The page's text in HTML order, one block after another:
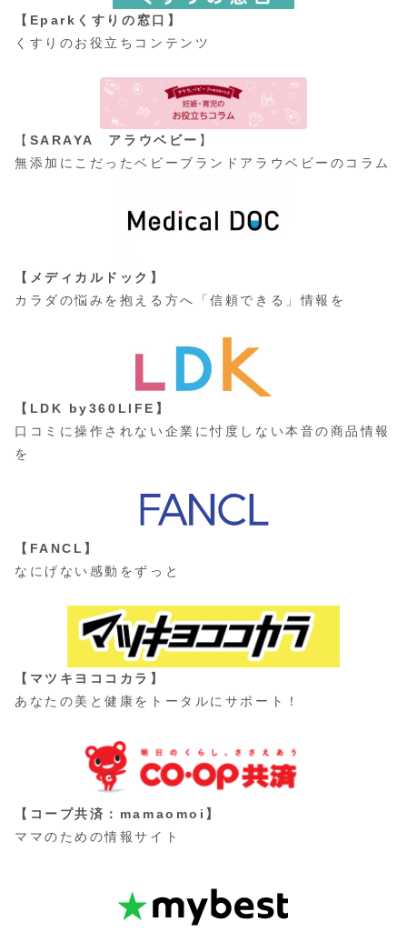
【Eparkくすりの窓口】
くすりのお役立ちコンテンツ
【 SARAYA アラウベビー 】
無添加にこだったベビーブランドアラウベビーのコラム
【メディカルドック】
カラダの悩みを抱える方へ「信頼できる」情報を
【LDK by360LIFE】
口コミに操作されない企業に忖度しない本音の商品情報
を
【FANCL】
なにげない感動をずっと
【マツキヨココカラ】
あなたの美と健康をトータルにサポート！
【コープ共済：mamaomoi】
ママのための情報サイト